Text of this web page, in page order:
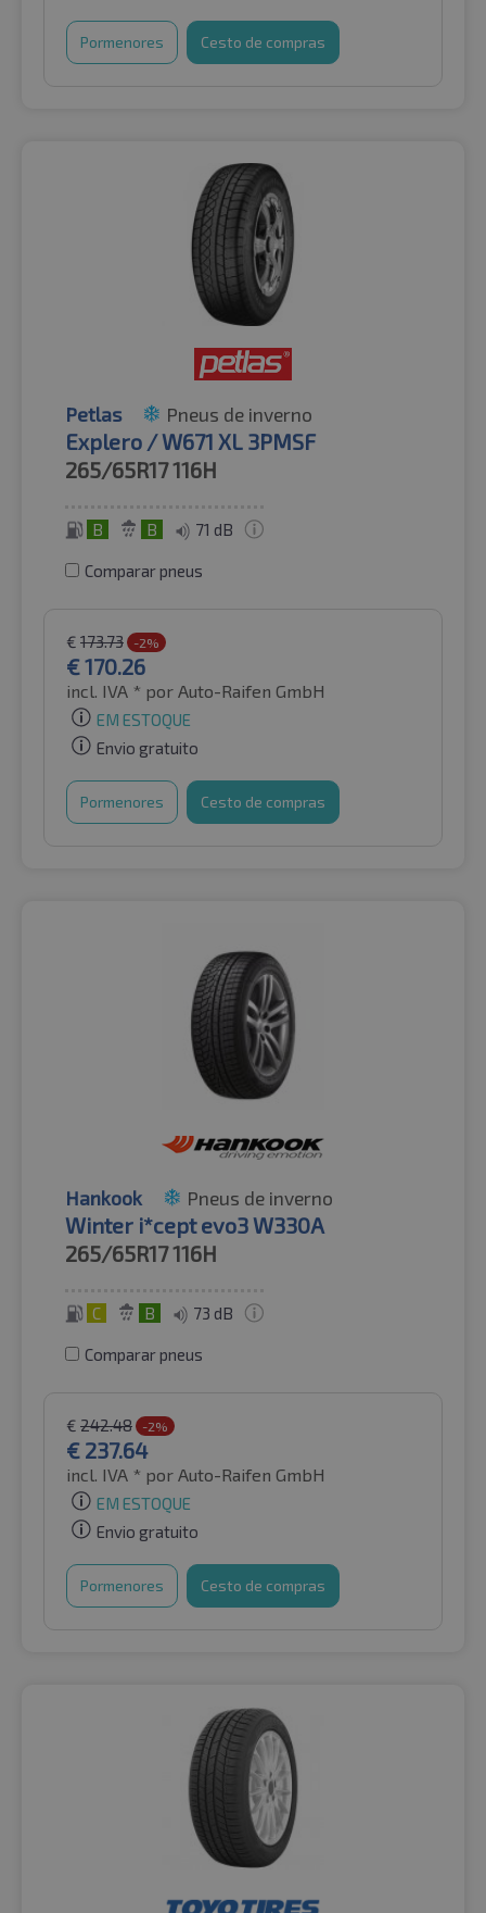
Pormenores Cesto de compras
Petlas Pneus de inverno
Explero / W671 XL 3PMSF
265/65R17116H
B B 71 dB
Comparar pneus
€ 173.73 -2%
€170.26
incl. IVA * por Auto-Raifen GmbH
EM ESTOQUE
Envio gratuito
Pormenores Cesto de compras
Hankook Pneus de inverno
Winter i*cept evo3 W330A
265/65R17116H
C B 73 dB
Comparar pneus
€ 242.48 -2%
€ 237.64
incl. IVA * por Auto-Raifen GmbH
EM ESTOQUE
Envio gratuito
Pormenores Cesto de compras